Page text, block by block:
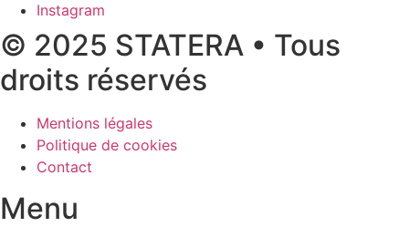
Instagram
© 2025 STATERA • Tous
droits réservés
Mentions légales
Politique de cookies
Contact
Menu